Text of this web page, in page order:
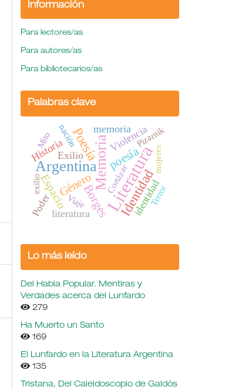
Información
Para lectores/as
Para autores/as
Para bibliotecarios/as
Palabras clave
Literatura
Memoria
Argentina
Poesía
Identidad
Borges
poesía
Género
Espacio
Violencia
memoria
HistoriaExilio
literatura identidad
Poder
mujeres
Viaje
Mito Pizarnik
Cortázar
exilio Terror
nación
Lo más leído
Del Habla Popular. Mentiras y
Verdades acerca del Lunfardo
279
Ha Muerto un Santo
169
El Lunfardo en la Literatura Argentina
135
Tristana, Del Caleidoscopio de Galdós